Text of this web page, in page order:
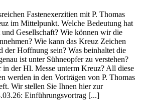
Fastenexerzitien mit P. Thomas
im Mittelpunkt. Welche Bedeutung hat
Gesellschaft? Wie können wir die
Wie kann das Kreuz Zeichen
der Hoffnung sein? Was beinhaltet die
ist unter Sühneopfer zu verstehen?
der Hl. Messe unterm Kreuz? All diese
werden in den Vorträgen von P. Thomas
Wir stellen Sie Ihnen hier zur
Einführungsvortrag [...]